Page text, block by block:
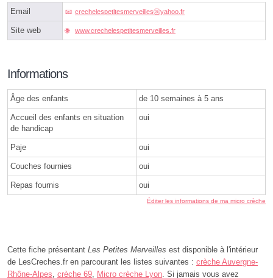
Email crechelespetitesmerveillesⓐyahoo.fr
Site web www.crechelespetitesmerveilles.fr
Informations
Âge des enfants de 10 semaines à 5 ans
Accueil des enfants en situation
de handicap
oui
Paje oui
Couches fournies oui
Repas fournis oui
Éditer les informations de ma micro crèche
Cette fiche présentant Les Petites Merveilles est disponible à l'intérieur
de LesCreches.fr en parcourant les listes suivantes : crèche Auvergne-
Rhône-Alpes crèche 69 Micro crèche Lyon . Si jamais vous avez